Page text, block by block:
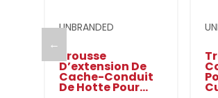
←
UNBRANDED
Trousse
D’extension De
Cache-Conduit
De Hotte Pour